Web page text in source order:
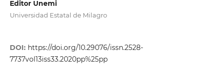
Editor Unemi
Universidad Estatal de Milagro
DOI: https://doi.org/10.29076/issn.2528-
7737vol13iss33.2020pp%25pp